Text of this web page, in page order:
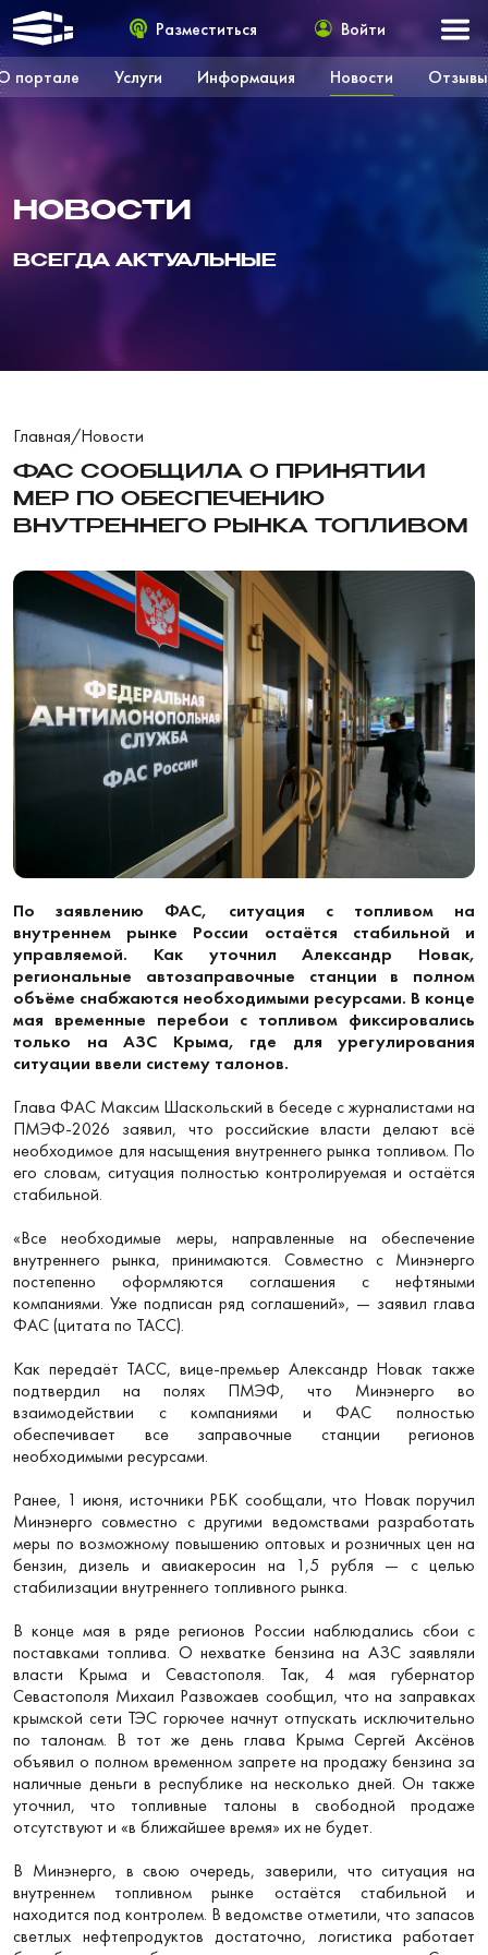
портале Услуги Информация Новости Отзывы
Разместиться Войти
НОВОСТИ
ВСЕГДА АКТУАЛЬНЫЕ
Главная/Новости
ФАС СООБЩИЛА О ПРИНЯТИИ
МЕР ПО ОБЕСПЕЧЕНИЮ
ВНУТРЕННЕГО РЫНКА ТОПЛИВОМ
По заявлению ФАС, ситуация с топливом на
внутреннем рынке России остаётся стабильной и
управляемой. Как уточнил Александр Новак,
региональные автозаправочные станции в полном
объёме снабжаются необходимыми ресурсами. В конце
мая временные перебои с топливом фиксировались
только на АЗС Крыма, где для урегулирования
ситуации ввели систему талонов.
Глава ФАС Максим Шаскольский в беседе с журналистами на
ПМЭФ-2026 заявил, что российские власти делают всё
необходимое для насыщения внутреннего рынка топливом. По
его словам, ситуация полностью контролируемая и остаётся
стабильной.
«Все необходимые меры, направленные на обеспечение
внутреннего рынка, принимаются. Совместно с Минэнерго
постепенно оформляются соглашения с нефтяными
компаниями. Уже подписан ряд соглашений», — заявил глава
ФАС (цитата по ТАСС).
Как передаёт ТАСС, вице-премьер Александр Новак также
подтвердил на полях ПМЭФ, что Минэнерго во
взаимодействии с компаниями и ФАС полностью
обеспечивает все заправочные станции регионов
необходимыми ресурсами.
Ранее, 1 июня, источники РБК сообщали, что Новак поручил
Минэнерго совместно с другими ведомствами разработать
меры по возможному повышению оптовых и розничных цен на
бензин, дизель и авиакеросин на 1,5 рубля — с целью
стабилизации внутреннего топливного рынка.
В конце мая в ряде регионов России наблюдались сбои с
поставками топлива. О нехватке бензина на АЗС заявляли
власти Крыма и Севастополя. Так, 4 мая губернатор
Севастополя Михаил Развожаев сообщил, что на заправках
крымской сети ТЭС горючее начнут отпускать исключительно
по талонам. В тот же день глава Крыма Сергей Аксёнов
объявил о полном временном запрете на продажу бензина за
наличные деньги в республике на несколько дней. Он также
уточнил, что топливные талоны в свободной продаже
отсутствуют и «в ближайшее время» их не будет.
В Минэнерго, в свою очередь, заверили, что ситуация на
внутреннем топливном рынке остаётся стабильной и
находится под контролем. В ведомстве отметили, что запасов
светлых нефтепродуктов достаточно, логистика работает